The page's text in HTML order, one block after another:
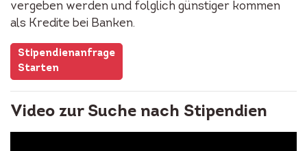
vergeben werden und folglich günstiger kommen
als Kredite bei Banken.
Stipendienanfrage
Starten
Video zur Suche nach Stipendien